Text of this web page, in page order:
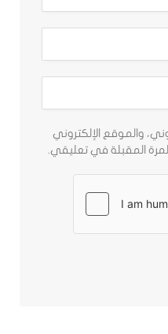
والموقع الإلكتروني
المقبلة في تعليقي.